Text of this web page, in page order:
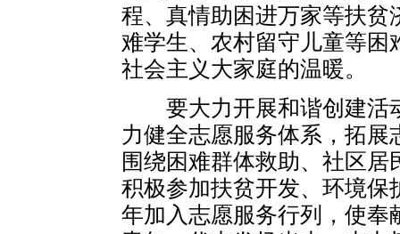
程、真情助困进万家等扶贫
难学生、农村留守儿童等
社会主义大家庭的温暖。
要大力开展和谐创建活
力健全志愿服务体系，拓
围绕困难群体救助、社区
积极参加扶贫开发、环境保
年加入志愿服务行列，使奉